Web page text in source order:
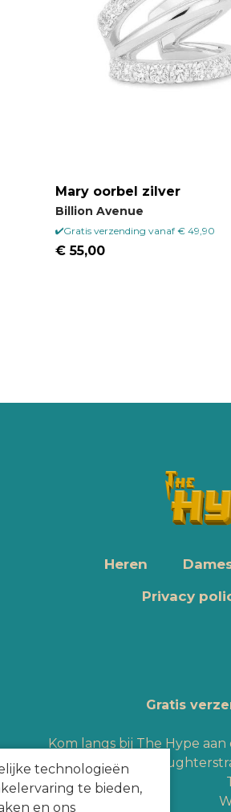
technologieën
te bieden,
en ons
Mary oorbel zilver
Billion Avenue
Gratis verzending vanaf € 49,90
€ 55,00
Heren
Privacy
Gratis
Kom langs bij The Hype aan
Hype Heroes aan de